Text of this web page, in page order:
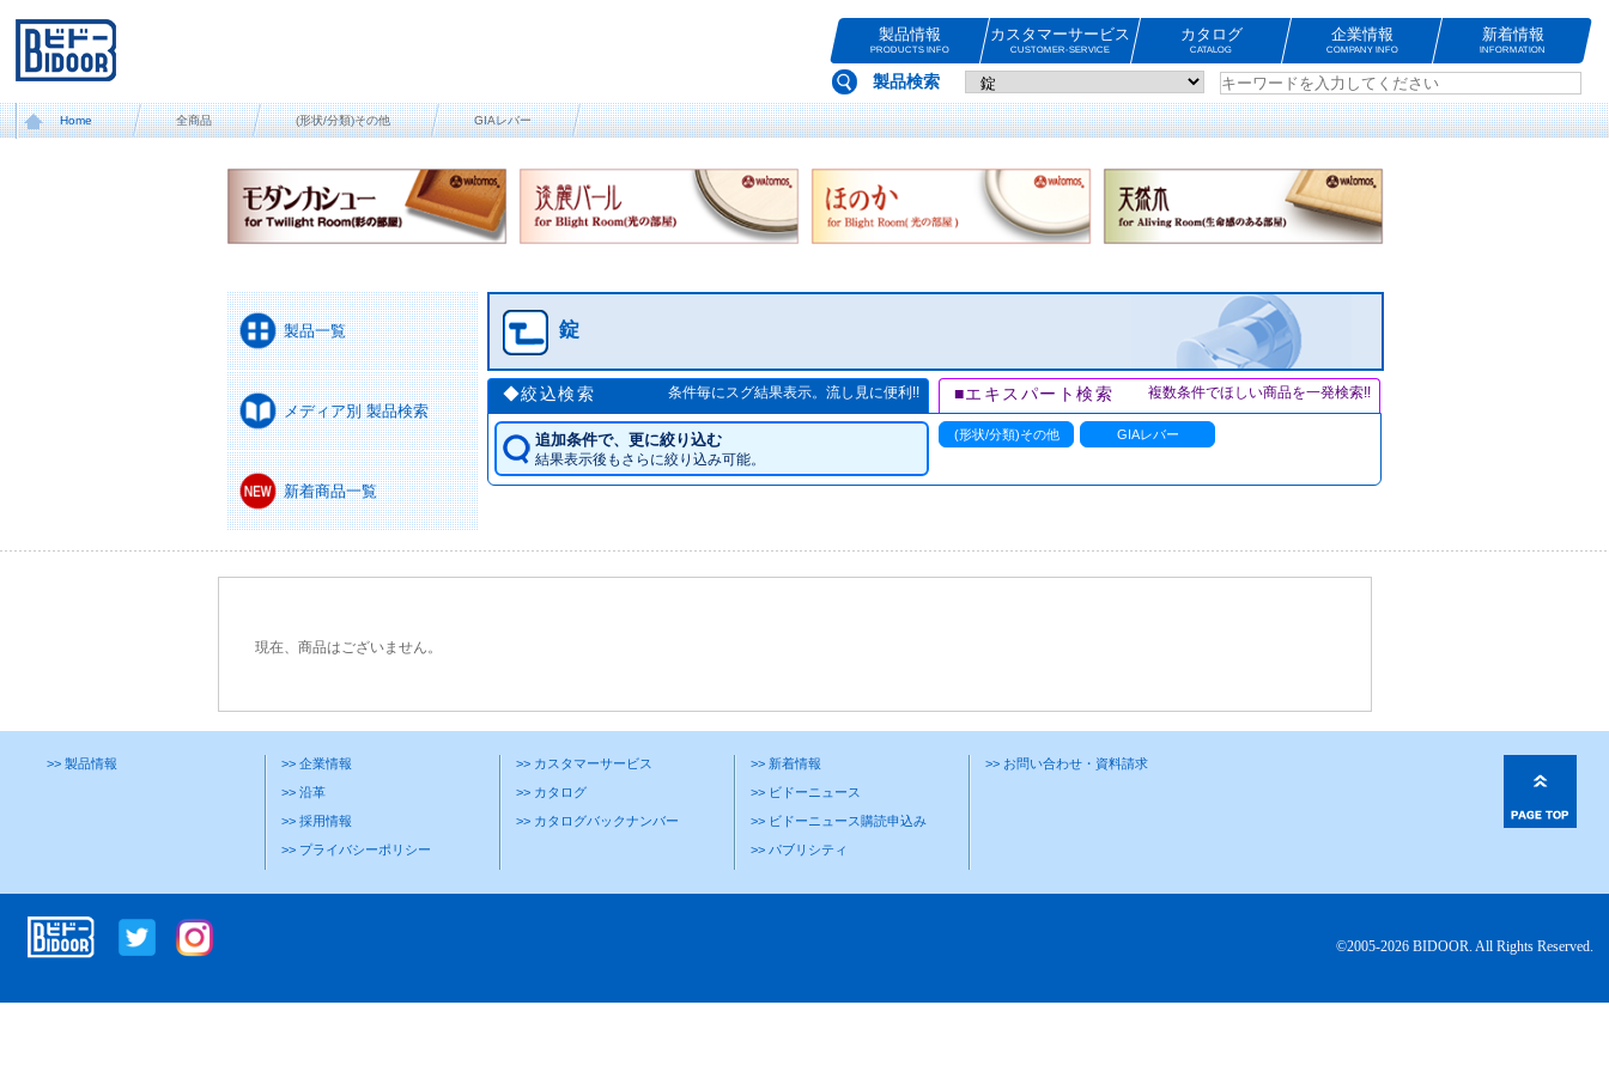
製品情報
PRODUCTS INFO
カスタマーサービス
CUSTOMER-SERVICE
カタログ
CATALOG
企業情報
COMPANY INFO
新着情報
INFORMATION
製品検索
Home 全商品 (形状/分類)その他 GIAレバー
錠
製品一覧
メディア別 製品検索
新着商品一覧
◆絞込検索 条件毎にスグ結果表示。流し見に便利!! ■エキスパート検索 複数条件でほしい商品を一発検索!!
追加条件で、更に絞り込む
結果表示後もさらに絞り込み可能。
(形状/分類)その他 GIAレバー
現在、商品はございません。
>> 製品情報
>> 企業情報
>> 沿革
>> 採用情報
>> プライバシーポリシー
>> カスタマーサービス
>> カタログ
>> カタログバックナンバー
>> 新着情報
>> ビドーニュース
>> ビドーニュース購読申込み
>> パブリシティ
>> お問い合わせ・資料請求
©2005-2026 BIDOOR. All Rights Reserved.